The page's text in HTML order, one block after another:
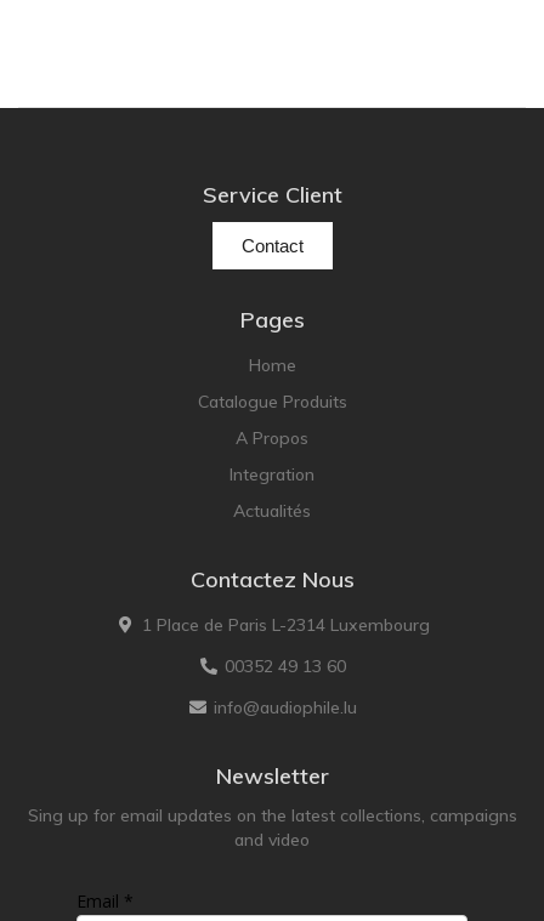
Service Client
Contact
Pages
Home
Catalogue Produits
A Propos
Integration
Actualités
Contactez Nous
1 Place de Paris L-2314 Luxembourg
00352 49 13 60
info@audiophile.lu
Newsletter
Sing up for email updates on the latest collections, campaigns
and video
Email *